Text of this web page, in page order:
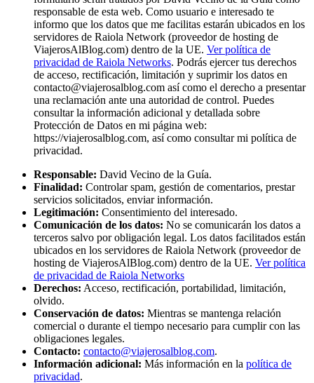
responsable de esta web. Como usuario e interesado te
informo que los datos que me facilitas estarán ubicados en los
servidores de Raiola Network (proveedor de hosting de
ViajerosAlBlog.com) dentro de la UE. Ver política de
privacidad de Raiola Networks. Podrás ejercer tus derechos
de acceso, rectificación, limitación y suprimir los datos en
contacto@viajerosalblog.com así como el derecho a presentar
una reclamación ante una autoridad de control. Puedes
consultar la información adicional y detallada sobre
Protección de Datos en mi página web:
https://viajerosalblog.com, así como consultar mi política de
privacidad.
Responsable: David Vecino de la Guía.
Finalidad: Controlar spam, gestión de comentarios, prestar
servicios solicitados, enviar información.
Legitimación: Consentimiento del interesado.
Comunicación de los datos: No se comunicarán los datos a
terceros salvo por obligación legal. Los datos facilitados están
ubicados en los servidores de Raiola Network (proveedor de
hosting de ViajerosAlBlog.com) dentro de la UE. Ver política
de privacidad de Raiola Networks
Derechos: Acceso, rectificación, portabilidad, limitación,
olvido.
Conservación de datos: Mientras se mantenga relación
comercial o durante el tiempo necesario para cumplir con las
obligaciones legales.
Contacto: contacto@viajerosalblog.com.
Información adicional: Más información en la política de
privacidad.